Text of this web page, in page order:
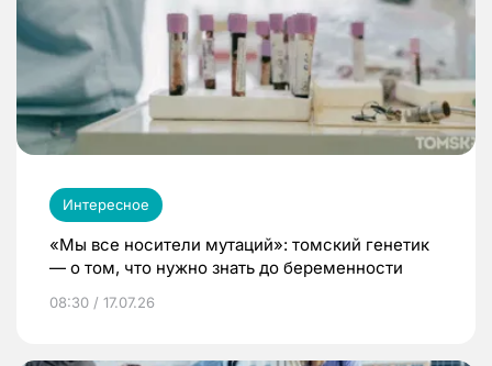
Интересное
«Мы все носители мутаций»: томский генетик
— о том, что нужно знать до беременности
08:30 / 17.07.26